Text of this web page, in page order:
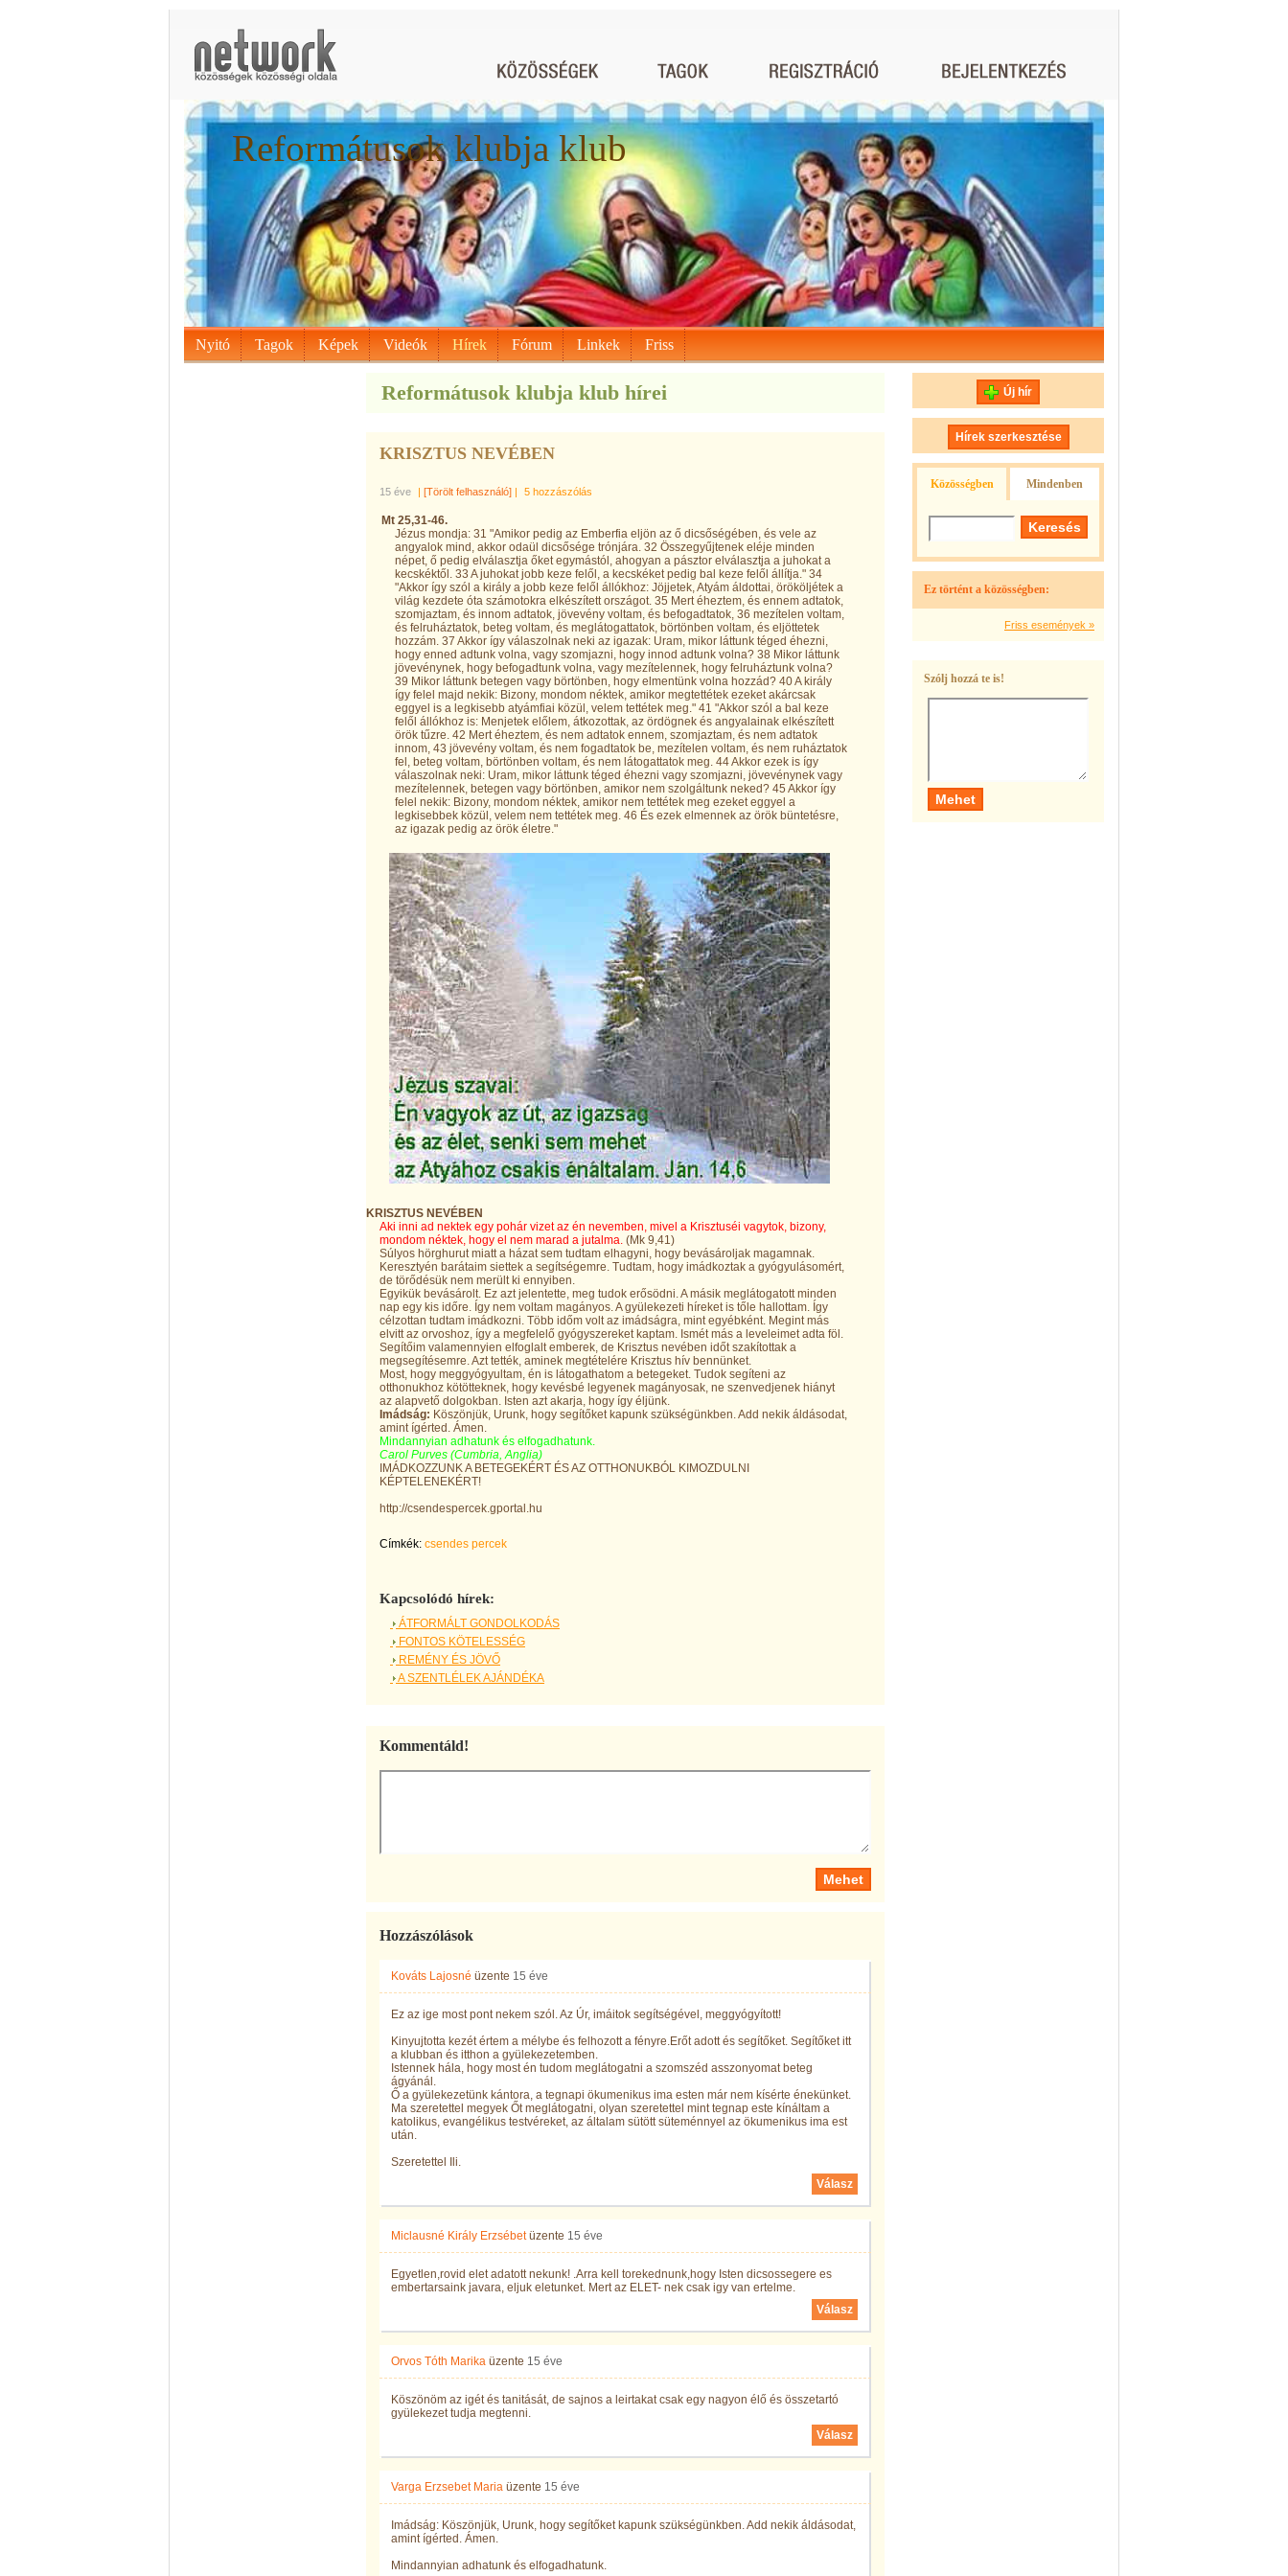
Reformátusok klubja klub
Nyitó Tagok Képek Videók Hírek Fórum Linkek Friss
Reformátusok klubja klub hírei
KRISZTUS NEVÉBEN
15 éve | [Törölt felhasználó] | 5 hozzászólás
Mt 25,31-46.
Jézus mondja: 31 "Amikor pedig az Emberfia eljön az ő dicsőségében, és vele az
angyalok mind, akkor odaül dicsősége trónjára. 32 Összegyűjtenek eléje minden
népet, ő pedig elválasztja őket egymástól, ahogyan a pásztor elválasztja a juhokat a
kecskéktől. 33 A juhokat jobb keze felől, a kecskéket pedig bal keze felől állítja." 34
"Akkor így szól a király a jobb keze felől állókhoz: Jöjjetek, Atyám áldottai, örököljétek a
világ kezdete óta számotokra elkészített országot. 35 Mert éheztem, és ennem adtatok,
szomjaztam, és innom adtatok, jövevény voltam, és befogadtatok, 36 mezítelen voltam,
és felruháztatok, beteg voltam, és meglátogattatok, börtönben voltam, és eljöttetek
hozzám. 37 Akkor így válaszolnak neki az igazak: Uram, mikor láttunk téged éhezni,
hogy enned adtunk volna, vagy szomjazni, hogy innod adtunk volna? 38 Mikor láttunk
jövevénynek, hogy befogadtunk volna, vagy mezítelennek, hogy felruháztunk volna?
39 Mikor láttunk betegen vagy börtönben, hogy elmentünk volna hozzád? 40 A király
így felel majd nekik: Bizony, mondom néktek, amikor megtettétek ezeket akárcsak
eggyel is a legkisebb atyámfiai közül, velem tettétek meg." 41 "Akkor szól a bal keze
felől állókhoz is: Menjetek előlem, átkozottak, az ördögnek és angyalainak elkészített
örök tűzre. 42 Mert éheztem, és nem adtatok ennem, szomjaztam, és nem adtatok
innom, 43 jövevény voltam, és nem fogadtatok be, mezítelen voltam, és nem ruháztatok
fel, beteg voltam, börtönben voltam, és nem látogattatok meg. 44 Akkor ezek is így
válaszolnak neki: Uram, mikor láttunk téged éhezni vagy szomjazni, jövevénynek vagy
mezítelennek, betegen vagy börtönben, amikor nem szolgáltunk neked? 45 Akkor így
felel nekik: Bizony, mondom néktek, amikor nem tettétek meg ezeket eggyel a
legkisebbek közül, velem nem tettétek meg. 46 És ezek elmennek az örök büntetésre,
az igazak pedig az örök életre."
KRISZTUS NEVÉBEN
Aki inni ad nektek egy pohár vizet az én nevemben, mivel a Krisztuséi vagytok, bizony,
mondom néktek, hogy el nem marad a jutalma. (Mk 9,41)
Súlyos hörghurut miatt a házat sem tudtam elhagyni, hogy bevásároljak magamnak.
Keresztyén barátaim siettek a segítségemre. Tudtam, hogy imádkoztak a gyógyulásomért,
de törődésük nem merült ki ennyiben.
Egyikük bevásárolt. Ez azt jelentette, meg tudok erősödni. A másik meglátogatott minden
nap egy kis időre. Így nem voltam magányos. A gyülekezeti híreket is tőle hallottam. Így
célzottan tudtam imádkozni. Több időm volt az imádságra, mint egyébként. Megint más
elvitt az orvoshoz, így a megfelelő gyógyszereket kaptam. Ismét más a leveleimet adta föl.
Segítőim valamennyien elfoglalt emberek, de Krisztus nevében időt szakítottak a
megsegítésemre. Azt tették, aminek megtételére Krisztus hív bennünket.
Most, hogy meggyógyultam, én is látogathatom a betegeket. Tudok segíteni az
otthonukhoz kötötteknek, hogy kevésbé legyenek magányosak, ne szenvedjenek hiányt
az alapvető dolgokban. Isten azt akarja, hogy így éljünk.
Imádság: Köszönjük, Urunk, hogy segítőket kapunk szükségünkben. Add nekik áldásodat,
amint ígérted. Ámen.
Mindannyian adhatunk és elfogadhatunk.
Carol Purves (Cumbria, Anglia)
IMÁDKOZZUNK A BETEGEKÉRT ÉS AZ OTTHONUKBÓL KIMOZDULNI
KÉPTELENEKÉRT!
http://csendespercek.gportal.hu
Címkék: csendes percek
Kapcsolódó hírek:
ÁTFORMÁLT GONDOLKODÁS
FONTOS KÖTELESSÉG
REMÉNY ÉS JÖVŐ
A SZENTLÉLEK AJÁNDÉKA
Kommentáld!
Hozzászólások
Kováts Lajosné üzente 15 éve
Ez az ige most pont nekem szól. Az Úr, imáitok segítségével, meggyógyított!
Kinyujtotta kezét értem a mélybe és felhozott a fényre.Erőt adott és segítőket. Segítőket itt
a klubban és itthon a gyülekezetemben.
Istennek hála, hogy most én tudom meglátogatni a szomszéd asszonyomat beteg
ágyánál.
Ő a gyülekezetünk kántora, a tegnapi ökumenikus ima esten már nem kísérte énekünket.
Ma szeretettel megyek Őt meglátogatni, olyan szeretettel mint tegnap este kínáltam a
katolikus, evangélikus testvéreket, az általam sütött süteménnyel az ökumenikus ima est
után.
Szeretettel Ili.
Válasz
Miclausné Király Erzsébetüzente 15 éve
Egyetlen,rovid elet adatott nekunk! .Arra kell torekednunk,hogy Isten dicsossegere es
embertarsaink javara, eljuk eletunket. Mert az ELET- nek csak igy van ertelme.
Válasz
Orvos Tóth Marika üzente 15 éve
Köszönöm az igét és tanitását, de sajnos a leirtakat csak egy nagyon élő és összetartó
gyülekezet tudja megtenni.
Válasz
Varga Erzsebet Maria üzente 15 éve
Imádság: Köszönjük, Urunk, hogy segítőket kapunk szükségünkben. Add nekik áldásodat,
amint ígérted. Ámen.
Mindannyian adhatunk és elfogadhatunk.
Új hír
Hírek szerkesztése
Közösségben Mindenben
Ez történt a közösségben:
Friss események »
Szólj hozzá te is!